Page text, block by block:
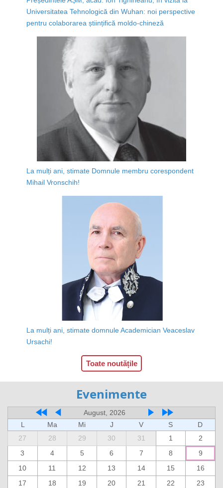
Universitatea Tehnologică din Wuhan: noi perspective
pentru colaborarea științifică moldo-chineză
La mulți ani, stimate Domnule membru corespondent
Mihail Vronschih!
La mulți ani, stimate domnule Academician Veaceslav
Ursachi!
Toate noutățile
Evenimente
August, 2026
L
Ma Mi J V S
D
27
28 29 30 31 1
2
3
4 5 6 7 8
9
10
11 12 13 14 15
16
17
18 19 20 21 22
23